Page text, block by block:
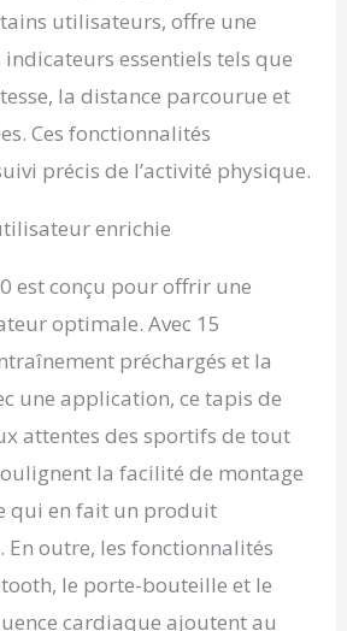
utilisateurs, offre une
essentiels tels que
la distance parcourue et
Ces fonctionnalités
précis de l’activité physique.
enrichie
est conçu pour offrir une
optimale. Avec 15
préchargés et la
une application, ce tapis de
attentes des sportifs de tout
la facilité de montage
qui en fait un produit
En outre, les fonctionnalités
le porte-bouteille et le
cardiaque ajoutent au